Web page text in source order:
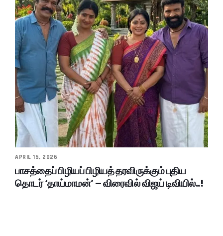
APRIL 15, 2026
பாசத்தைப் பிழியப் பிழியத் தரவிருக்கும் புதிய
தொடர் ‘தாய்மாமன்’ – விரைவில் விஜய் டிவியில்..!